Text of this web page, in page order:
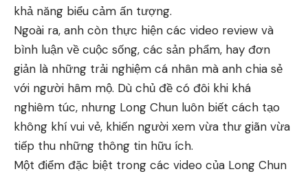
khả năng biểu cảm ấn tượng.
Ngoài ra, anh còn thực hiện các video review và
bình luận về cuộc sống, các sản phẩm, hay đơn
giản là những trải nghiệm cá nhân mà anh chia sẻ
với người hâm mộ. Dù chủ đề có đôi khi khá
nghiêm túc, nhưng Long Chun luôn biết cách tạo
không khí vui vẻ, khiến người xem vừa thư giãn vừa
tiếp thu những thông tin hữu ích.
Một điểm đặc biệt trong các video của Long Chun